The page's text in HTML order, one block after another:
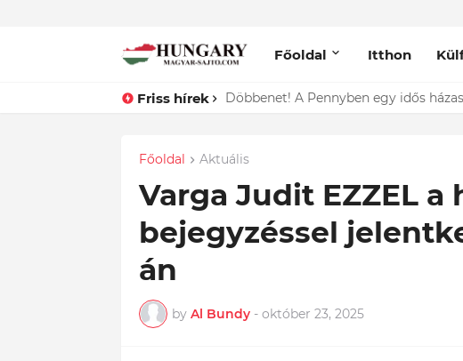
Főoldal Itthon
Friss hírek
Főoldal Aktuális
Varga Judit EZZEL
bejegyzéssel
án
by Al Bundy - október 23, 2025